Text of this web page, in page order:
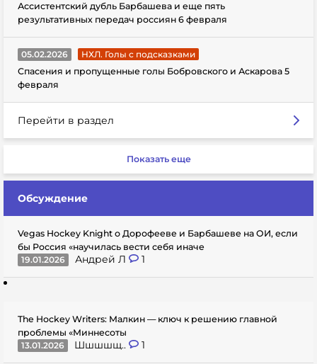
Ассистентский дубль Барбашева и еще пять
результативных передач россиян 6 февраля
05.02.2026
НХЛ. Голы с подсказками
Спасения и пропущенные голы Бобровского и Аскарова 5
февраля
Перейти в раздел
Показать еще
Обсуждение
Vegas Hockey Knight о Дорофееве и Барбашеве на ОИ, если
бы Россия «научилась вести себя иначе
19.01.2026
Андрей Л 1
The Hockey Writers: Малкин — ключ к решению главной
проблемы «Миннесоты
13.01.2026
Шшшшщ.. 1